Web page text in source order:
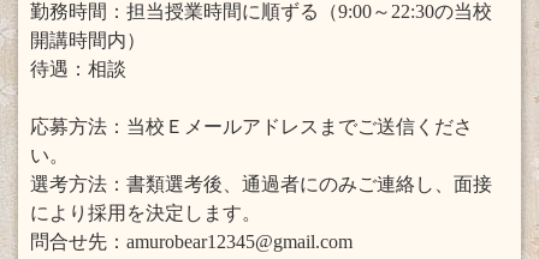
勤務時間：担当授業時間に順ずる（9:00～22:30の当校
開講時間内）
待遇：相談
応募方法：当校Ｅメールアドレスまでご送信くださ
い。
選考方法：書類選考後、通過者にのみご連絡し、面接
により採用を決定します。
問合せ先：amurobear12345@gmail.com